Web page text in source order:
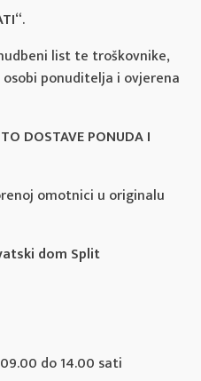
“.
list te troškovnike,
ponuditelja i ovjerena
DOSTAVE PONUDA I
omotnici u originalu
dom Split
do 14.00 sati